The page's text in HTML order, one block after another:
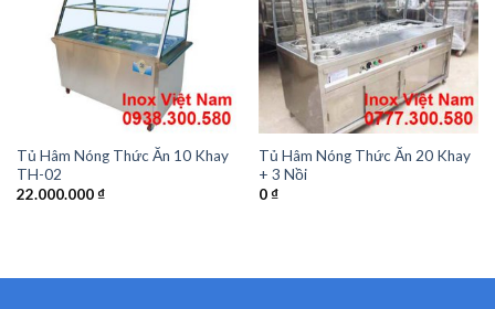
Tủ Hâm Nóng Thức Ăn 10 Khay
TH-02
22.000.000₫
Tủ Hâm Nóng Thức Ăn 20 Khay
+ 3 Nồi
0₫